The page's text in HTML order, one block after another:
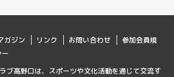
ガジン リンク お問い合わせ
参加会員規
ブ高野口は、スポーツや文化活動を通じて交流す